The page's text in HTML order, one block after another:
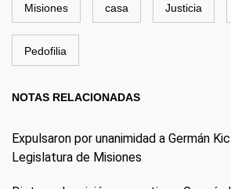
Misiones casa Justicia
Pedofilia
NOTAS RELACIONADAS
Expulsaron por unanimidad a Germán
Legislatura de Misiones